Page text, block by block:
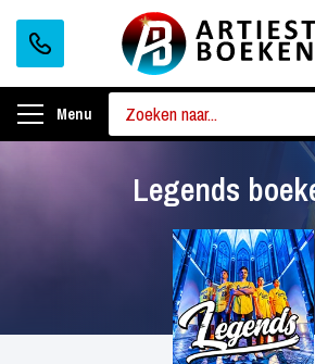
Menu
Legends